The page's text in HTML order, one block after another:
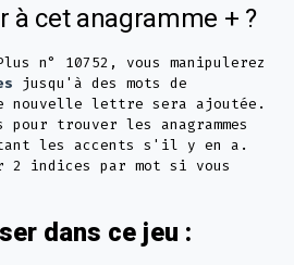
à cet anagramme + ?
n° 10752, vous manipulerez
jusqu'à des mots de
nouvelle lettre sera ajoutée.
trouver les anagrammes
les accents s'il y en a.
2 indices par mot si vous
dans ce jeu :